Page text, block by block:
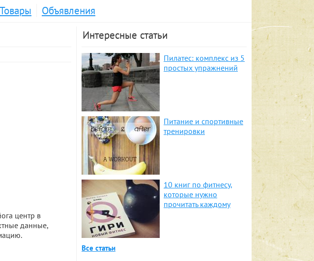
Товары
Объявления
центр в
данные,
Интересные статьи
Пилатес: комплекс из 5
простых упражнений
Питание и спортивные
тренировки
10 книг по фитнесу,
которые нужно
прочитать каждому
Все статьи